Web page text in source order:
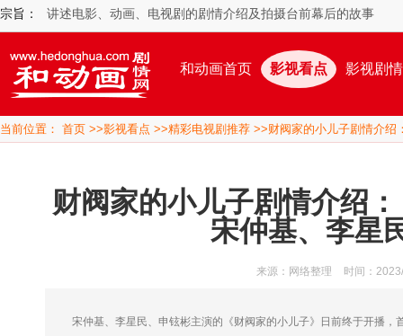
宗旨： 讲述电影、动画、电视剧的剧情介绍及拍摄台前幕后的故事
和动画首页 影视看点 影视剧情
当前位置： 首页 >>影视看点 >>精彩电视剧推荐 >>财阀家的小儿子剧情介绍
财阀家的小儿子剧情介绍
宋仲基、李星
来源：网络整理 时间：
宋仲基、李星民、申铉彬主演的《财阀家的小儿子》日前终于开播